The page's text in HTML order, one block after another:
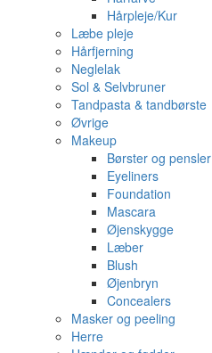
Hårpleje/Kur
Læbe pleje
Hårfjerning
Neglelak
Sol & Selvbruner
Tandpasta & tandbørste
Øvrige
Makeup
Børster og pensler
Eyeliners
Foundation
Mascara
Øjenskygge
Læber
Blush
Øjenbryn
Concealers
Masker og peeling
Herre